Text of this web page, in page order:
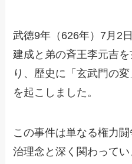
武徳9年（626年）7月2
建成と弟の斉王李元吉
り、歴史に「玄武門の
を起こしました。
この事件は単なる権力
治理念と深く関わってい